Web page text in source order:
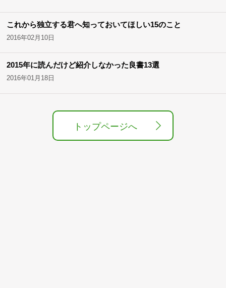
これから独立する君へ知っておいてほしい15のこと
2016年02月10日
2015年に読んだけど紹介しなかった良書13選
2016年01月18日
トップページへ